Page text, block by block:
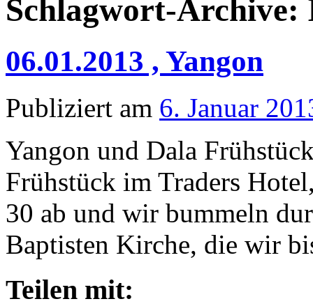
Schlagwort-Archive:
06.01.2013 , Yangon
Publiziert am 6. Januar
Yangon und Dala
Frühstück im Traders
30 ab und wir bummeln
Baptisten Kirche, die wir
Teilen mit: